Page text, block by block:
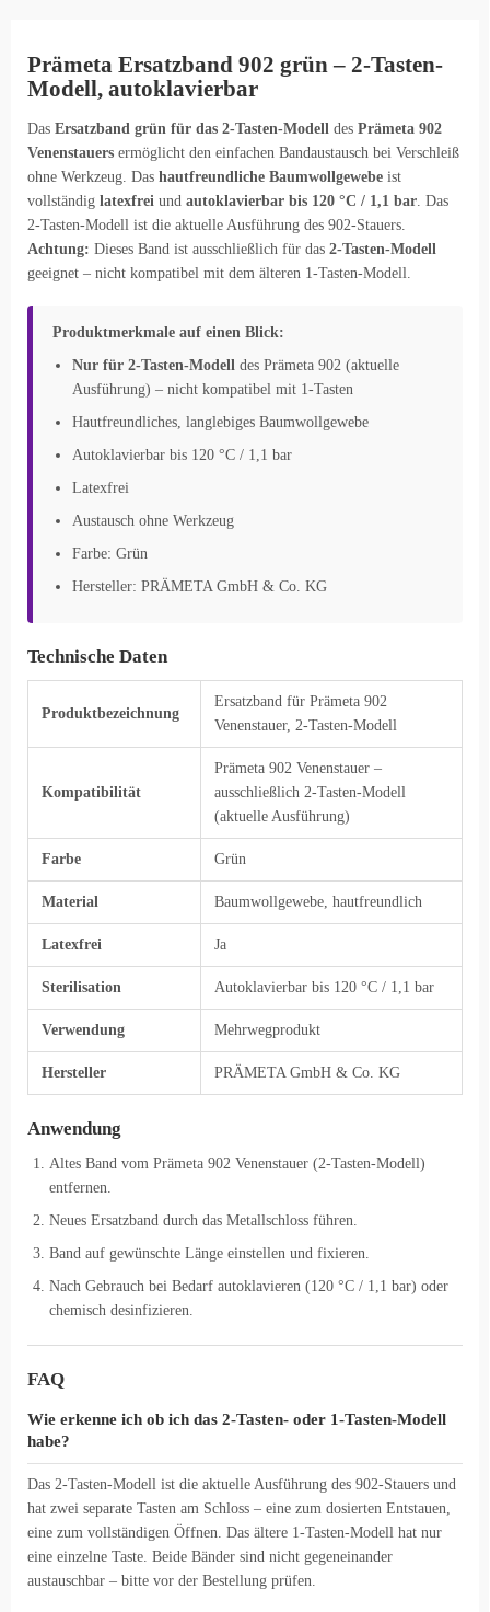
Prämeta Ersatzband 902 grün – 2-Tasten-
Modell, autoklavierbar
Das Ersatzband grün für das 2-Tasten-Modell des Prämeta 902
Venenstauers ermöglicht den einfachen Bandaustausch bei Verschleiß
ohne Werkzeug. Das hautfreundliche Baumwollgewebe ist
vollständig latexfrei und autoklavierbar bis 120 °C / 1,1 bar . Das
2-Tasten-Modell ist die aktuelle Ausführung des 902-Stauers.
Achtung: Dieses Band ist ausschließlich für das 2-Tasten-Modell
geeignet – nicht kompatibel mit dem älteren 1-Tasten-Modell.
Produktmerkmale auf einen Blick:
Nur für 2-Tasten-Modell des Prämeta 902 (aktuelle
Ausführung) – nicht kompatibel mit 1-Tasten
Hautfreundliches, langlebiges Baumwollgewebe
Autoklavierbar bis 120 °C / 1,1 bar
Latexfrei
Austausch ohne Werkzeug
Farbe: Grün
Hersteller: PRÄMETA GmbH & Co. KG
Technische Daten
Produktbezeichnung
Ersatzband für Prämeta 902
Venenstauer, 2-Tasten-Modell
Kompatibilität
Prämeta 902 Venenstauer –
ausschließlich 2-Tasten-Modell
(aktuelle Ausführung)
Farbe Grün
Material Baumwollgewebe, hautfreundlich
Latexfrei Ja
Sterilisation Autoklavierbar bis 120 °C / 1,1 bar
Verwendung Mehrwegprodukt
Hersteller PRÄMETA GmbH & Co. KG
Anwendung
Altes Band vom Prämeta 902 Venenstauer (2-Tasten-Modell)
entfernen.
Neues Ersatzband durch das Metallschloss führen.
Band auf gewünschte Länge einstellen und fixieren.
Nach Gebrauch bei Bedarf autoklavieren (120 °C / 1,1 bar) oder
chemisch desinfizieren.
FAQ
Wie erkenne ich ob ich das 2-Tasten- oder 1-Tasten-Modell
habe?
Das 2-Tasten-Modell ist die aktuelle Ausführung des 902-Stauers und
hat zwei separate Tasten am Schloss – eine zum dosierten Entstauen,
eine zum vollständigen Öffnen. Das ältere 1-Tasten-Modell hat nur
eine einzelne Taste. Beide Bänder sind nicht gegeneinander
austauschbar – bitte vor der Bestellung prüfen.